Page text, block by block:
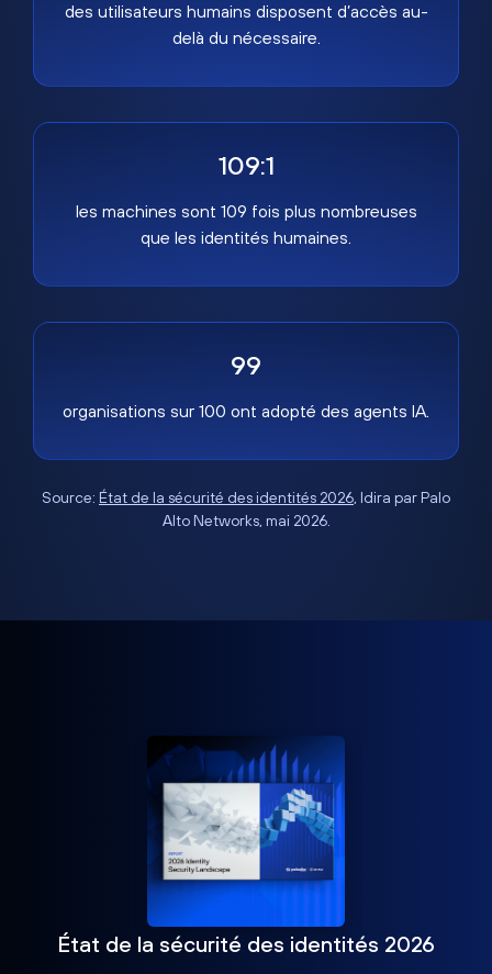
des utilisateurs humains disposent d’accès au-
delà du nécessaire.
109:1
les machines sont 109 fois plus nombreuses
que les identités humaines.
99
organisations sur 100 ont adopté des agents IA.
Source: État de la sécurité des identités 2026, Idira par Palo
Alto Networks, mai 2026.
État de la sécurité des identités 2026